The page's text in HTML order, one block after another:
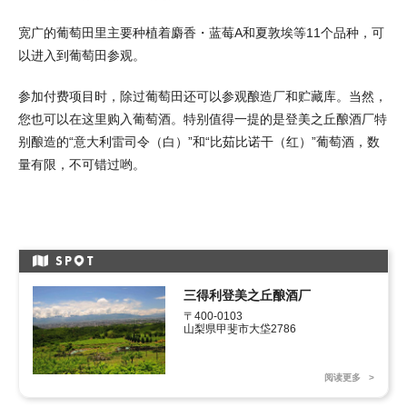
宽广的葡萄田里主要种植着麝香・蓝莓A和夏敦埃等11个品种，可
以进入到葡萄田参观。
参加付费项目时，除过葡萄田还可以参观酿造厂和贮藏库。当然，
您也可以在这里购入葡萄酒。特别值得一提的是登美之丘酿酒厂特
别酿造的“意大利雷司令（白）”和“比茹比诺干（红）”葡萄酒，数
量有限，不可错过哟。
SP T
三得利登美之丘酿酒厂
〒400-0103
山梨県甲斐市大垈2786
阅读更多